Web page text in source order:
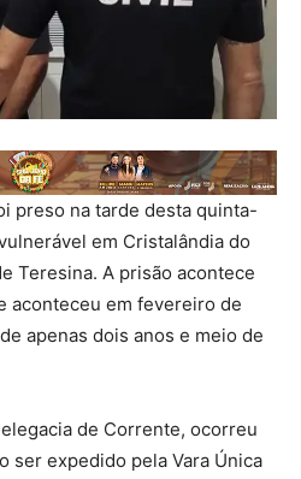
preso na tarde desta quinta-
em Cristalândia do
Teresina. A prisão acontece
aconteceu em fevereiro de
apenas dois anos e meio de
de Corrente, ocorreu
ser expedido pela Vara Única